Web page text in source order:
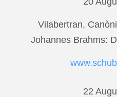
Vilabertran,
Johannes Brahms:
22